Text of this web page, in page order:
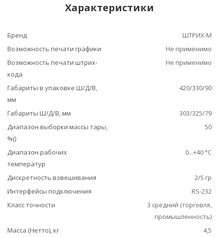
Характеристики
Бренд
ШТРИХ-М
Возможность печати графики
Не применимо
Возможность печати штрих-
кода
Не применимо
Габариты в упаковке Ш/Д/В,
мм
420/330/90
Габариты Ш/Д/В, мм
303/325/79
Диапазон выборки массы тары,
%()
50
Диапазон рабочих
температур
0...+40 °С
Дискретность взвешивания
2/5 гр
Интерфейсы подключения
RS-232
Класс точности
3 средний (торговля,
промышленность)
Масса (Нетто), кг
4,5